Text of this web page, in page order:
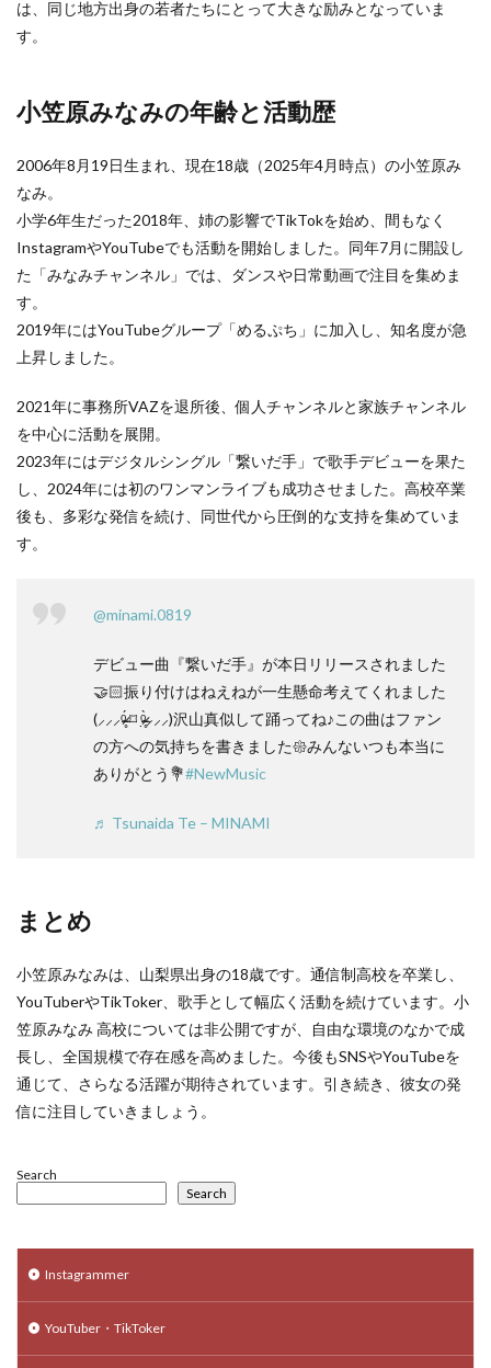
は、同じ地方出身の若者たちにとって大きな励みとなっていま
す。
小笠原みなみの年齢と活動歴
2006年8月19日生まれ、現在18歳（2025年4月時点）の小笠原み
なみ。
小学6年生だった2018年、姉の影響でTikTokを始め、間もなく
InstagramやYouTubeでも活動を開始しました。同年7月に開設し
た「みなみチャンネル」では、ダンスや日常動画で注目を集めま
す。
2019年にはYouTubeグループ「めるぷち」に加入し、知名度が急
上昇しました。
2021年に事務所VAZを退所後、個人チャンネルと家族チャンネル
を中心に活動を展開。
2023年にはデジタルシングル「繋いだ手」で歌手デビューを果た
し、2024年には初のワンマンライブも成功させました。高校卒業
後も、多彩な発信を続け、同世代から圧倒的な支持を集めていま
す。
@minami.0819
デビュー曲『繋いだ手』が本日リリースされました
🤝🏻振り付けはねえねが一生懸命考えてくれました
(⸝⸝⸝ᵒ̴̶̷̥́ ⌑ ᵒ̴̶̷̣̥̀⸝⸝⸝)沢山真似して踊ってね♪この曲はファン
の方への気持ちを書きました𑁍みんないつも本当に
ありがとう💐#NewMusic
♬ Tsunaida Te – MINAMI
まとめ
小笠原みなみは、山梨県出身の18歳です。通信制高校を卒業し、
YouTuberやTikToker、歌手として幅広く活動を続けています。小
笠原みなみ 高校については非公開ですが、自由な環境のなかで成
長し、全国規模で存在感を高めました。今後もSNSやYouTubeを
通じて、さらなる活躍が期待されています。引き続き、彼女の発
信に注目していきましょう。
Search
Search
Instagrammer
YouTuber・TikToker